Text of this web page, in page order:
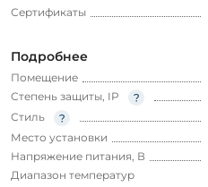
Сертификаты
Подробнее
Помещение
Степень защиты, IP
Стиль
Место установки
Напряжение питания, В
Диапазон температур